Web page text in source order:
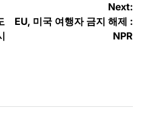
Next:
EU, 미국 여행자 금지 해제 :
NPR